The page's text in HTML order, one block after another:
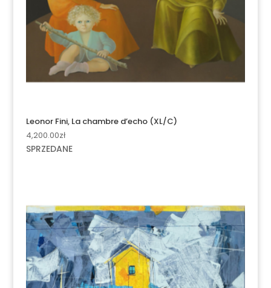
Leonor Fini, La chambre d’echo (XL/C)
4,200.00zł
SPRZEDANE